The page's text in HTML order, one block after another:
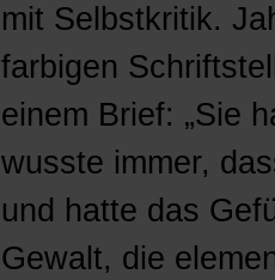
mit Selbstkritik.
farbigen
einem Brief: „Sie
wusste immer,
und hatte das
Gewalt, die